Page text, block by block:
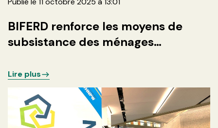
BIFERD renforce les moyens de
subsistance des ménages
Minova par la distribution de 500
kits pastoraux
Lire plus